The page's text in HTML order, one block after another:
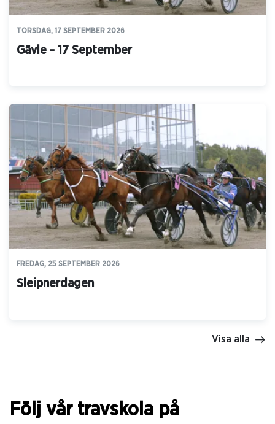
TORSDAG, 17 SEPTEMBER 2026
Gävle - 17 September
FREDAG, 25 SEPTEMBER 2026
Sleipnerdagen
Visa alla
Följ vår travskola på